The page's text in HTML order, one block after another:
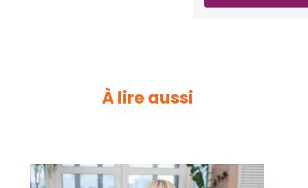
À lire aussi